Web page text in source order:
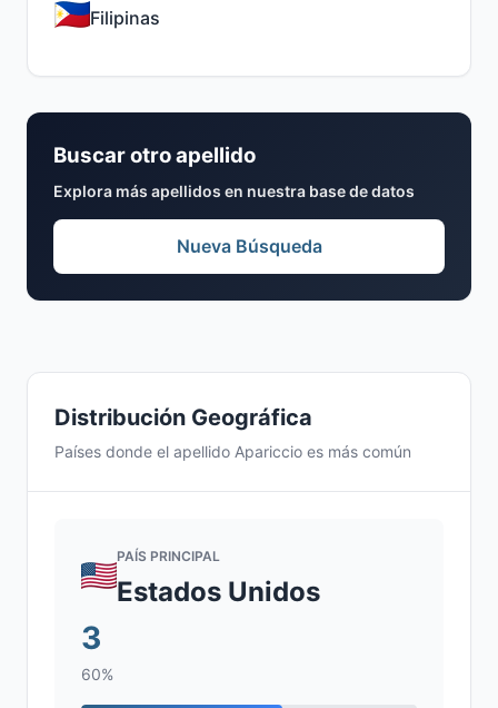
Distribución Geográfica
Países donde el apellido Apariccio es más común
PAÍS PRINCIPAL
Estados Unidos
3
60%
Filipinas
Buscar otro apellido
Explora más apellidos en nuestra base de datos
Nueva Búsqueda